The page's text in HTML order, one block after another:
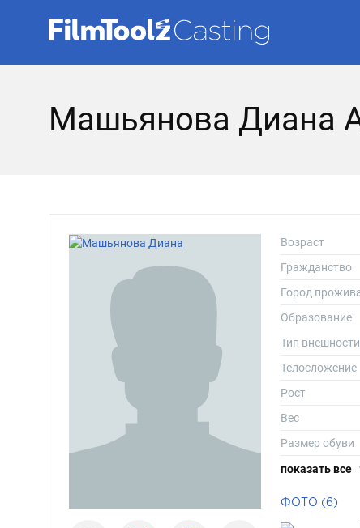
Машьянова Диана
Возраст
Гражданство
Город
Образование
Тип внешности
Телосложение
Рост
Вес
Размер обуви
Длина волос
показать все
ФОТО (6)